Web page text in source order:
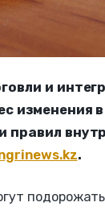
и
изменения
правил
.